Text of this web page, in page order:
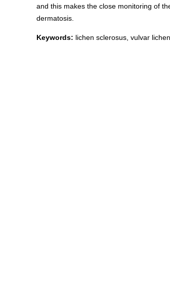
and this makes the close monitoring of
dermatosis.
Keywords: lichen sclerosus, vulvar